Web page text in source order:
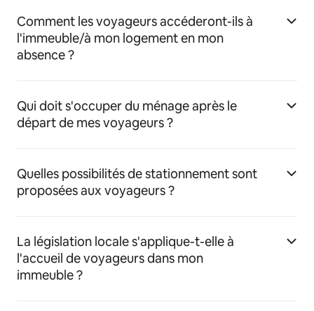
Comment les voyageurs accéderont-ils à
l'immeuble/à mon logement en mon
absence ?
Qui doit s'occuper du ménage après le
départ de mes voyageurs ?
Quelles possibilités de stationnement sont
proposées aux voyageurs ?
La législation locale s'applique-t-elle à
l'accueil de voyageurs dans mon
immeuble ?